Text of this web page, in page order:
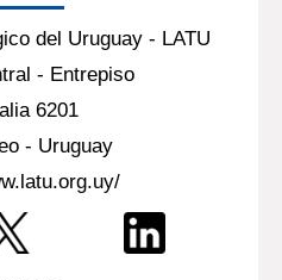
del Uruguay - LATU
- Entrepiso
6201
- Uruguay